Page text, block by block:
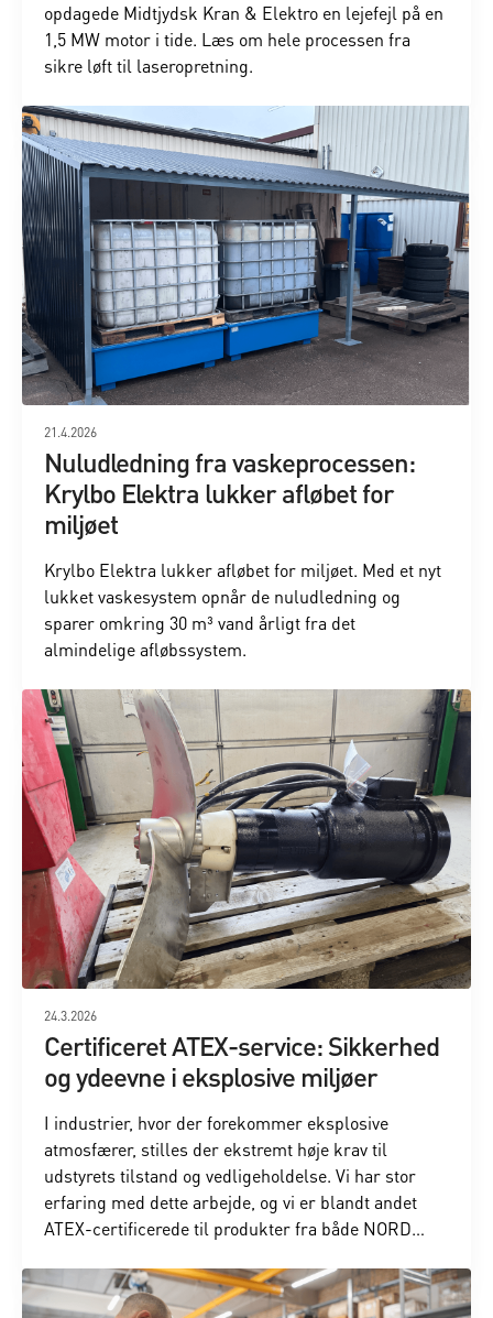
opdagede Midtjydsk Kran & Elektro en lejefejl på en
1,5 MW motor i tide. Læs om hele processen fra
sikre løft til laseropretning.
21.4.2026
Nuludledning fra vaskeprocessen:
Krylbo Elektra lukker afløbet for
miljøet
Krylbo Elektra lukker afløbet for miljøet. Med et nyt
lukket vaskesystem opnår de nuludledning og
sparer omkring 30 m³ vand årligt fra det
almindelige afløbssystem.
24.3.2026
Certificeret ATEX-service: Sikkerhed
og ydeevne i eksplosive miljøer
I industrier, hvor der forekommer eksplosive
atmosfærer, stilles der ekstremt høje krav til
udstyrets tilstand og vedligeholdelse. Vi har stor
erfaring med dette arbejde, og vi er blandt andet
ATEX-certificerede til produkter fra både NORD